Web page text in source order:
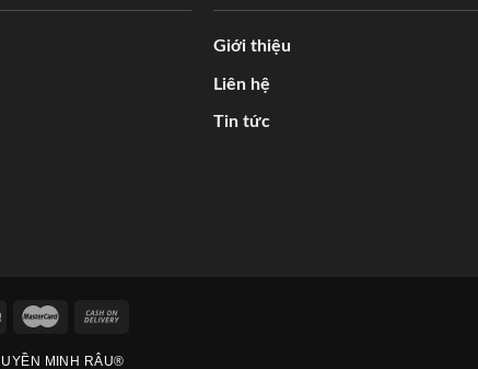
Giới thiệu
Liên hệ
Tin tức
MINH RÂU®️